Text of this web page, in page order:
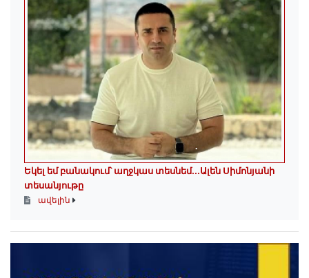
Եկել եմ բանակում՝ աղջկաս տեսնեմ․․․Ալեն Սիմոնյանի
տեսանյութը
ավելին